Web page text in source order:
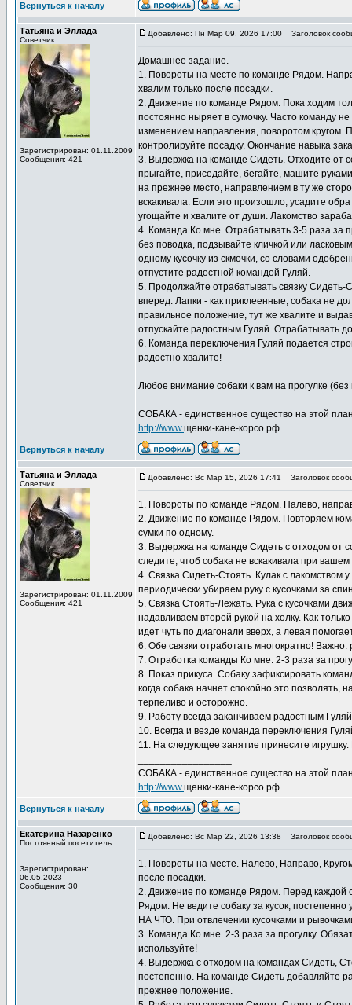
Вернуться к началу
Татьяна и Эллада
Советчик
Зарегистрирован: 01.11.2009
Сообщения: 421
Добавлено: Пн Мар 09, 2026 17:00 Заголовок
Домашнее задание.
1. Повороты на месте по команде Рядом.
хвалим только после посадки.
2. Движение по команде Рядом. Пока ходим
постоянно ныряет в сумочку. Часто команду
изменением направления, поворотом кругом.
контролируйте посадку. Окончание навыка
3. Выдержка на команде Сидеть. Отходите от
прыгайте, приседайте, бегайте, машите
на прежнее место, направлением в ту же
вскакивала. Если это произошло, усадите
угощайте и хвалите от души. Лакомство
4. Команда Ко мне. Отрабатывать 3-5 раза за
без поводка, подзывайте кличкой или
одному кусочку из скмочки, со словами
отпустите радостной командой Гуляй.
5. Продолжайте отрабатывать связку Сидеть-
вперед. Лапки - как приклеенные, собака не
правильное положение, тут же хвалите и
отпускайте радостным Гуляй. Отрабатывать
6. Команда переключения Гуляй подается
радостно хвалите!
Любое внимание собаки к вам на прогулке
СОБАКА - единственное существо на этой
http://www.щенки-кане-корсо.рф
Вернуться к началу
Татьяна и Эллада
Советчик
Зарегистрирован: 01.11.2009
Сообщения: 421
Добавлено: Вс Мар 15, 2026 17:41 Заголовок
1. Повороты по команде Рядом. Налево,
2. Движение по команде Рядом. Повторяем
сумки по одному.
3. Выдержка на команде Сидеть с отходом от
следите, чтоб собака не вскакивала при
4. Связка Сидеть-Стоять. Кулак с
периодически убираем руку с кусочками за
5. Связка Стоять-Лежать. Рука с кусочками
надавливаем второй рукой на холку. Как
идет чуть по диагонали вверх, а левая
6. Обе связки отработать многократно! Важно:
7. Отработка команды Ко мне. 2-3 раза за
8. Показ прикуса. Собаку зафиксировать
когда собака начнет спокойно это
терпеливо и осторожно.
9. Работу всегда заканчиваем радостным
10. Всегда и везде команда переключения
11. На следующее занятие принесите
СОБАКА - единственное существо на этой
http://www.щенки-кане-корсо.рф
Вернуться к началу
Екатерина Назаренко
Постоянный посетитель
Зарегистрирован:
06.05.2023
Сообщения: 30
Добавлено: Вс Мар 22, 2026 13:38 Заголовок
1. Повороты на месте. Налево, Направо,
после посадки.
2. Движение по команде Рядом. Перед каждой
Рядом. Не ведите собаку за кусок,
НА ЧТО. При отвлечении кусочками и
3. Команда Ко мне. 2-3 раза за прогулку.
используйте!
4. Выдержка с отходом на командах Сидеть,
постепенно. На команде Сидеть добавляйте
прежнее положение.